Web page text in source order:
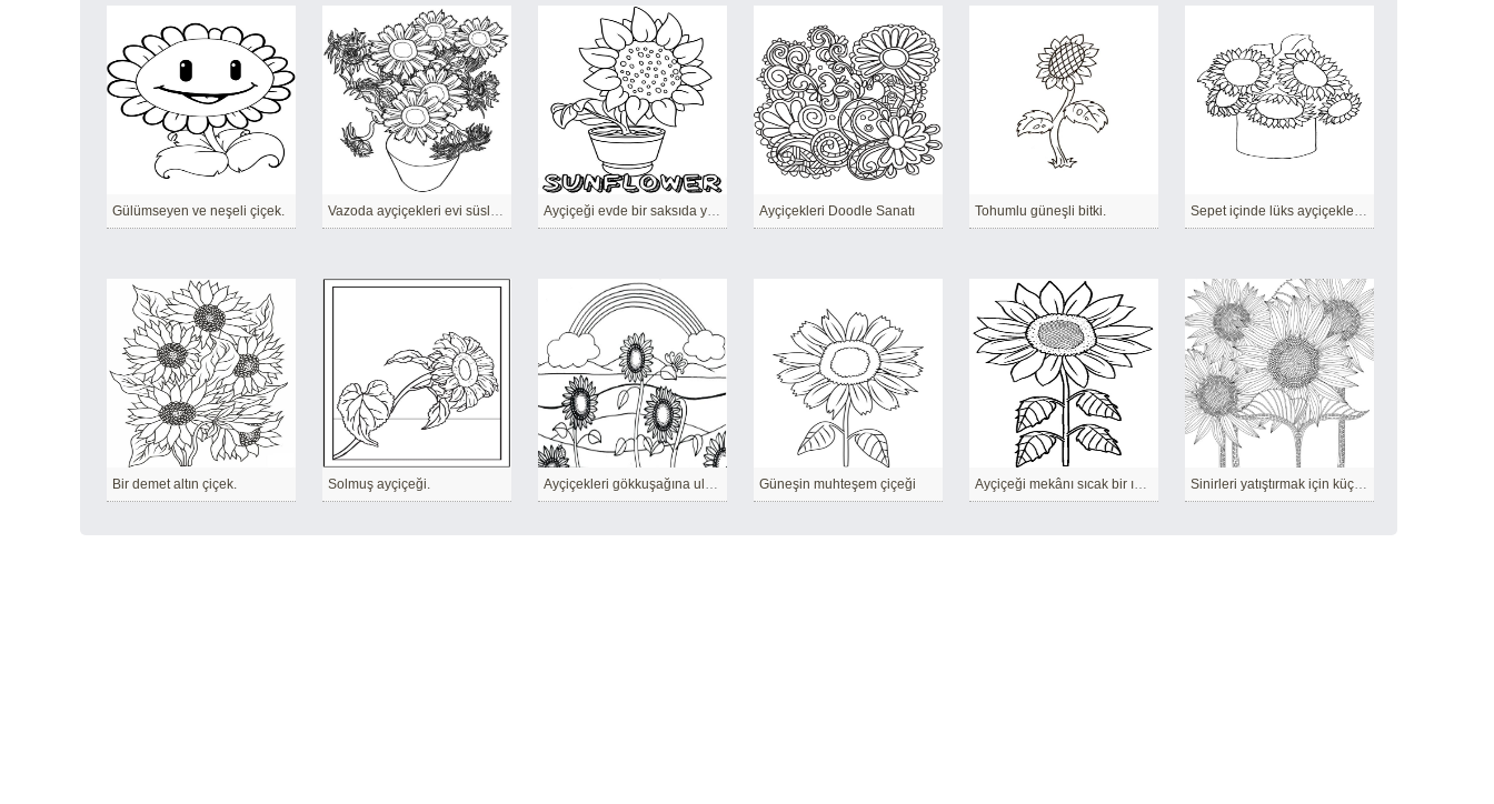
Gülümseyen ve neşeli çiçek. Vazoda ayçiçekleri evi süslüyor Ayçiçeği evde bir saksıda yetiştirilebilir. Ayçiçekleri Doodle Sanatı Tohumlu güneşli bitki. Sepet içinde lüks ayçiçeklerinden oluşan bir buket.
Bir demet altın çiçek. Solmuş ayçiçeği. Ayçiçekleri gökkuşağına ulaşmaya çalışıyor Güneşin muhteşem çiçeği Ayçiçeği mekânı sıcak bir ışıkla dolduruyor. Sinirleri yatıştırmak için küçük detaylar